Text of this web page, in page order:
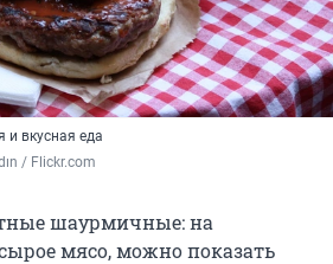
и вкусная еда
/ Flickr.com
шаурмичные: на
мясо, можно показать